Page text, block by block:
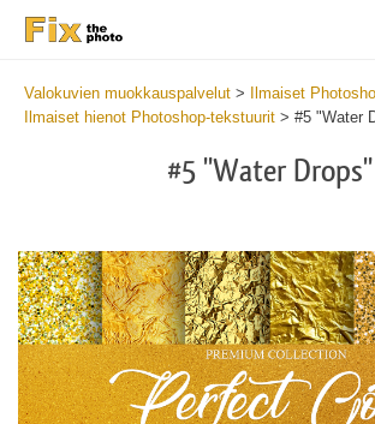
Valokuvien muokkauspalvelut > Ilmaiset
Ilmaiset hienot Photoshop-tekstuurit > #5 "Water
#5 "Water Drops"